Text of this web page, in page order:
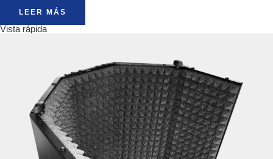
LEER MÁS
Vista rápida